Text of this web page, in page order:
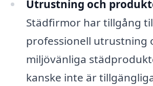
Utrustning och
Städfirmor har tillgång
professionell utrustning
miljövänliga
kanske inte är